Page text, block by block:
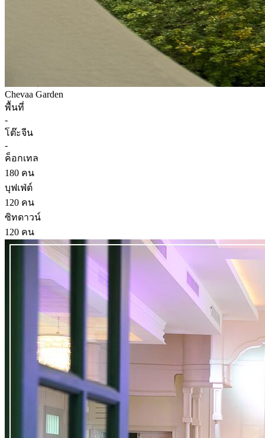
Chevaa Garden
พื้นที่
-
โต๊ะจีน
-
ค็อกเทล
180 คน
บุฟเฟ่ต์
120 คน
ซิทดาวน์
120 คน